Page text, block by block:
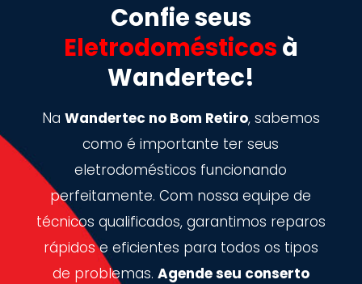
Confie seus
Eletrodomésticos à
Wandertec!
Na Wandertec no Bom Retiro, sabemos
como é importante ter seus
eletrodomésticos funcionando
perfeitamente. Com nossa equipe de
técnicos qualificados, garantimos reparos
rápidos e eficientes para todos os tipos
de problemas. Agende seu conserto